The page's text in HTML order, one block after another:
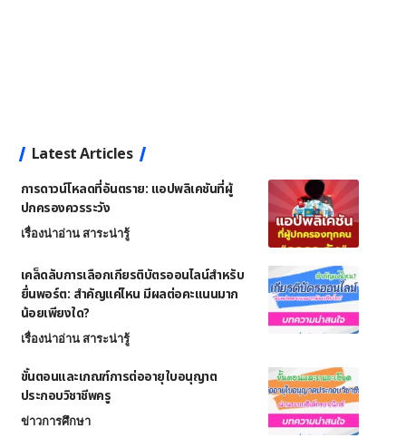
Latest Articles
การดาวน์โหลดที่อันตราย: แอปพลิเคชันที่ผู้
ปกครองควรระวัง
เรื่องน่าอ่าน สาระน่ารู้
เคล็ดลับการเลือกเกียรติบัตรออนไลน์สำหรับ
ยื่นพอร์ต: สำคัญแค่ไหน มีผลต่อคะแนนมาก
น้อยเพียงใด?
เรื่องน่าอ่าน สาระน่ารู้
ขั้นตอนและเกณฑ์การต่ออายุใบอนุญาต
ประกอบวิชาชีพครู
ข่าวการศึกษา